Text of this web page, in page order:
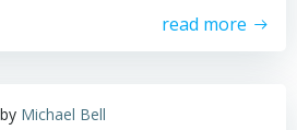
read more
by Michael Bell